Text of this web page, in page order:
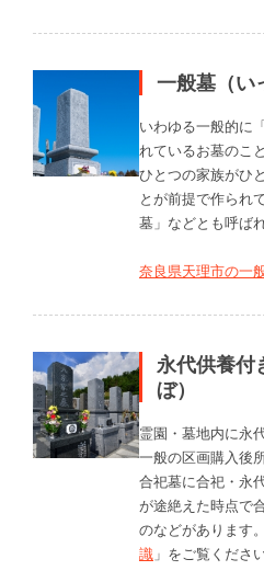
一般墓（い
いわゆる一般的に
れているお墓のこ
ひとつの家族がひ
とが前提で作られ
墓」などとも呼ば
奈良県天理市の一
永代供養付
ぼ）
霊園・墓地内に永
一般の区画購入後
合祀墓に合祀・永
が途絶えた時点で
のなどがあります
識 」をご覧ください